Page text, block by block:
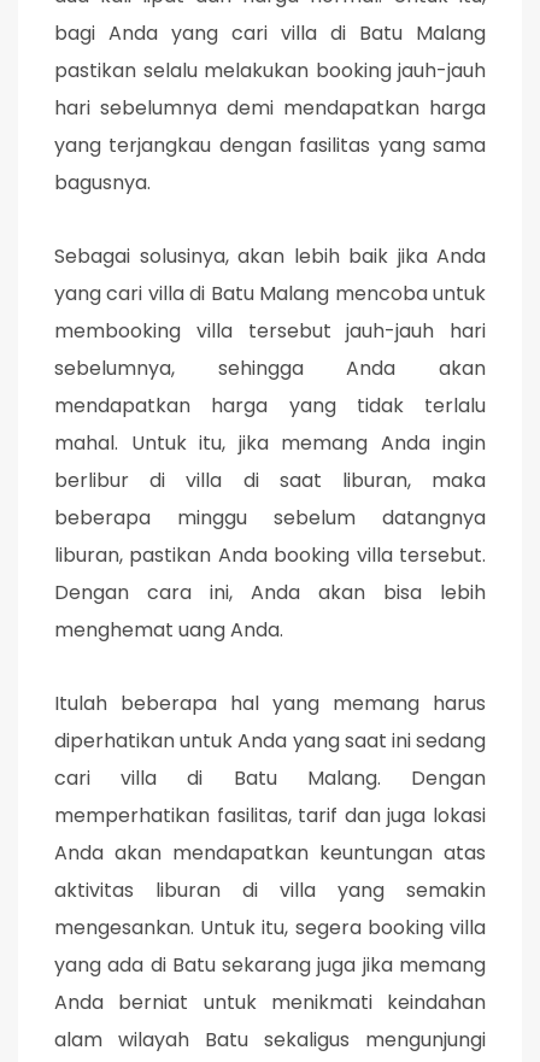
bagi Anda yang cari villa di Batu Malang
pastikan selalu melakukan booking jauh-jauh
hari sebelumnya demi mendapatkan harga
yang terjangkau dengan fasilitas yang sama
bagusnya.
Sebagai solusinya, akan lebih baik jika Anda
yang cari villa di Batu Malang mencoba untuk
membooking villa tersebut jauh-jauh hari
sebelumnya, sehingga Anda akan
mendapatkan harga yang tidak terlalu
mahal. Untuk itu, jika memang Anda ingin
berlibur di villa di saat liburan, maka
beberapa minggu sebelum datangnya
liburan, pastikan Anda booking villa tersebut.
Dengan cara ini, Anda akan bisa lebih
menghemat uang Anda.
Itulah beberapa hal yang memang harus
diperhatikan untuk Anda yang saat ini sedang
cari villa di Batu Malang. Dengan
memperhatikan fasilitas, tarif dan juga lokasi
Anda akan mendapatkan keuntungan atas
aktivitas liburan di villa yang semakin
mengesankan. Untuk itu, segera booking villa
yang ada di Batu sekarang juga jika memang
Anda berniat untuk menikmati keindahan
alam wilayah Batu sekaligus mengunjungi